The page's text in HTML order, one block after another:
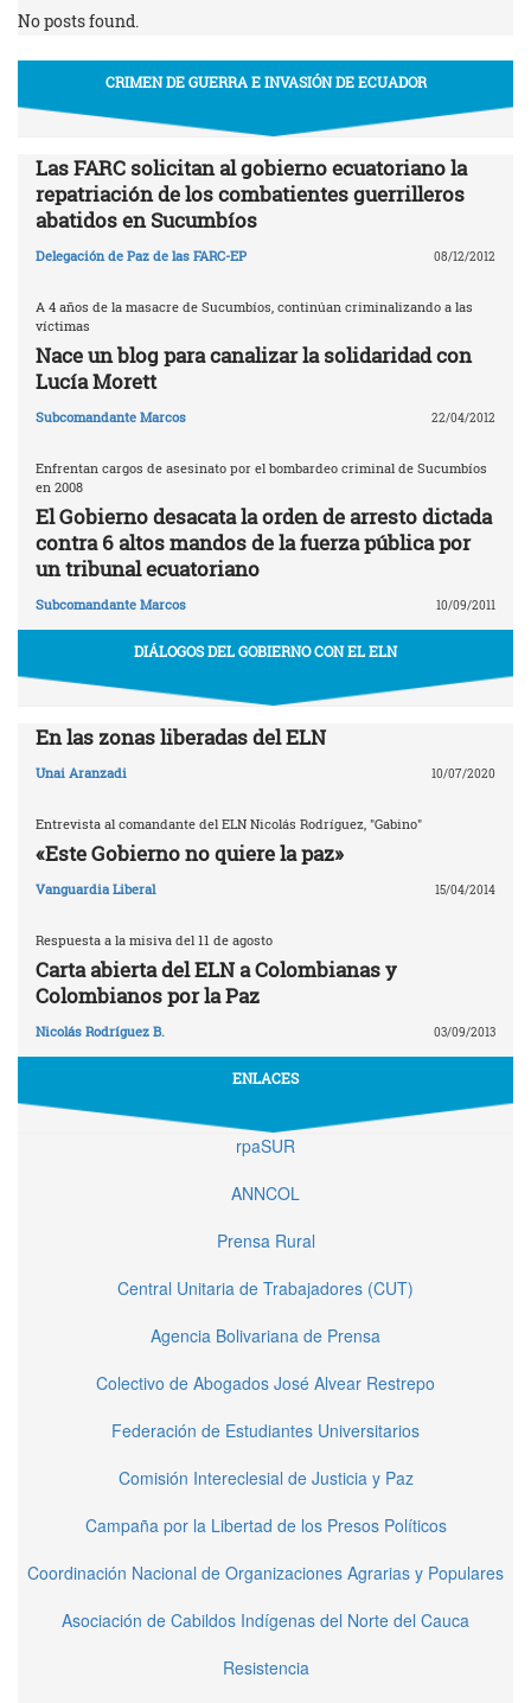
No posts found.
CRIMEN DE GUERRA E INVASIÓN DE ECUADOR
Las FARC solicitan al gobierno ecuatoriano la
repatriación de los combatientes guerrilleros
abatidos en Sucumbíos
Delegación de Paz de las FARC-EP 08/12/2012
A 4 años de la masacre de Sucumbíos, continúan criminalizando a las
víctimas
Nace un blog para canalizar la solidaridad con
Lucía Morett
Subcomandante Marcos 22/04/2012
Enfrentan cargos de asesinato por el bombardeo criminal de Sucumbíos
en 2008
El Gobierno desacata la orden de arresto dictada
contra 6 altos mandos de la fuerza pública por
un tribunal ecuatoriano
Subcomandante Marcos 10/09/2011
DIÁLOGOS DEL GOBIERNO CON EL ELN
En las zonas liberadas del ELN
Unai Aranzadi 10/07/2020
Entrevista al comandante del ELN Nicolás Rodríguez, "Gabino"
«Este Gobierno no quiere la paz»
Vanguardia Liberal 15/04/2014
Respuesta a la misiva del 11 de agosto
Carta abierta del ELN a Colombianas y
Colombianos por la Paz
Nicolás Rodríguez B. 03/09/2013
ENLACES
rpaSUR
ANNCOL
Prensa Rural
Central Unitaria de Trabajadores (CUT)
Agencia Bolivariana de Prensa
Colectivo de Abogados José Alvear Restrepo
Federación de Estudiantes Universitarios
Comisión Intereclesial de Justicia y Paz
Campaña por la Libertad de los Presos Políticos
Coordinación Nacional de Organizaciones Agrarias y Populares
Asociación de Cabildos Indígenas del Norte del Cauca
Resistencia